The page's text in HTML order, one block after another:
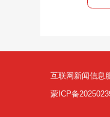
互联网新闻信息
蒙ICP备